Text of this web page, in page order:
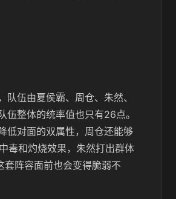
伍由夏侯霸、周仓、朱然、
整体的统率值也只有26点。
低对面的双属性，周仓还能够
毒和灼烧效果，朱然打出群体
阵容面前也会变得脆弱不